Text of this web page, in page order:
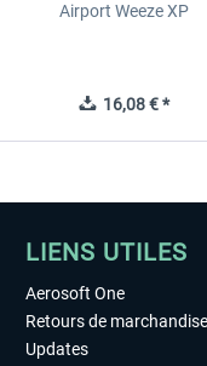
Airport Weeze XP
16,08 € *
LIENS UTILES
Aerosoft One
Retours de
Updates